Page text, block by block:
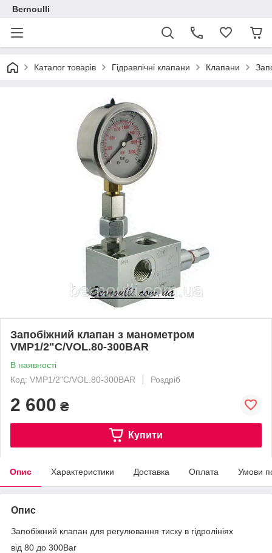
Bernoulli
Каталог товарів Гідравлічні клапани Клапани
Запобіжний клапан з манометром
VMP1/2"C/VOL.80-300BAR
В наявності
Код: VMP1/2"C/VOL.80-300BAR
Роздріб
2 600 ₴
Купити
Опис Характеристики Доставка Оплата Умови
Опис
Запобіжний клапан для регулювання тиску в гідролініях
від 80 до 300Bar